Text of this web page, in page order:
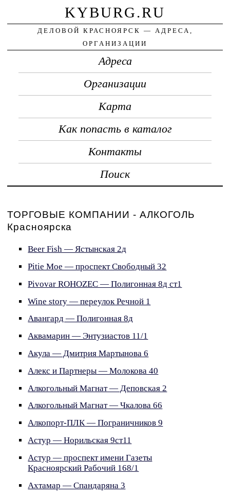
KYBURG.RU
ДЕЛОВОЙ КРАСНОЯРСК — АДРЕСА,
ОРГАНИЗАЦИИ
Адреса
Организации
Карта
Как попасть в каталог
Контакты
Поиск
ТОРГОВЫЕ КОМПАНИИ - АЛКОГОЛЬ
Красноярска
Beer Fish — Ястынская 2д
Pitie Moe — проспект Свободный 32
Pivovar ROHOZEC — Полигонная 8д ст1
Wine story — переулок Речной 1
Авангард — Полигонная 8д
Аквамарин — Энтузиастов 11/1
Акула — Дмитрия Мартынова 6
Алекс и Партнеры — Молокова 40
Алкогольный Магнат — Деповская 2
Алкогольный Магнат — Чкалова 66
Алкопорт-ПЛК — Пограничников 9
Астур — Норильская 9ст11
Астур — проспект имени Газеты
Красноярский Рабочий 168/1
Ахтамар — Спандаряна 3